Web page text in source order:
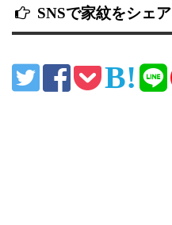
SNSで家紋をシェア